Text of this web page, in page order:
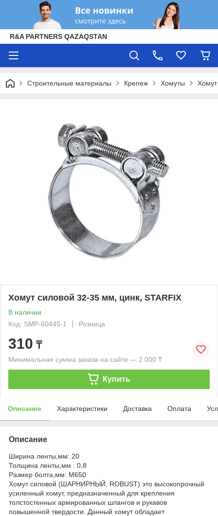
R&A PARTNERS QAZAQSTAN
Строительные материалы Крепеж Хомуты
Хомут силовой 32-35 мм, цинк, STARFIX
В наличии
Код: SMP-60445-1
Розница
310 ₸
Минимальная сумма заказа на сайте — 2 000 ₸
Купить
Описание Характеристики Доставка Оплата
Описание
Ширина ленты,мм: 20
Толщина ленты,мм : 0,8
Размер болта,мм: М650
Хомут силовой (ШАРНИРНЫЙ, ROBUST) это высокопрочный
усиленный хомут, предназначенный для крепления
толстостенных армированных шлангов и рукавов
повышенной твердости. Данный хомут обладает